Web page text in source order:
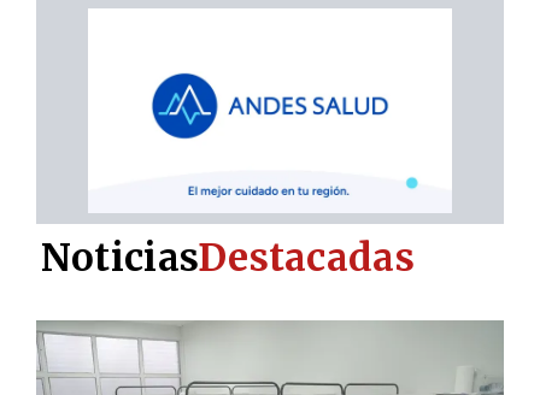
NoticiasDestacadas